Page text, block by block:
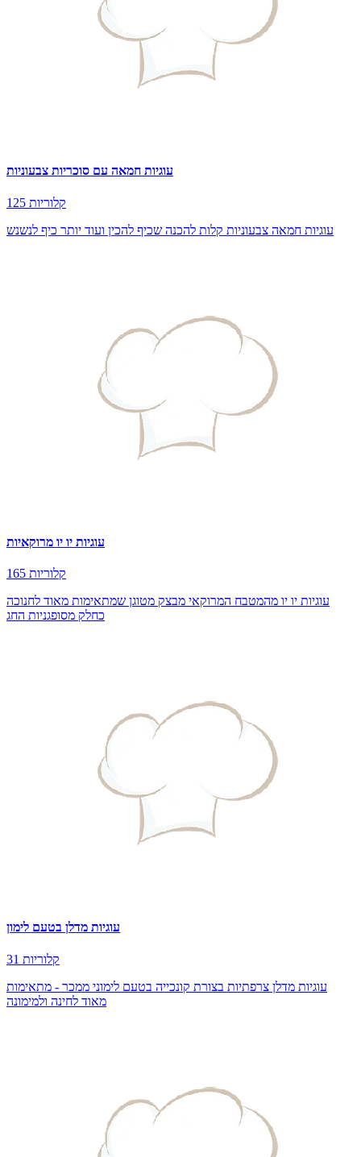
עוגיות חמאה עם סוכריות צבעוניות
125 קלוריות
עוגיות חמאה צבעוניות קלות להכנה שכיף להכין ועוד יותר כיף לנשנש
עוגיות יו יו מרוקאיות
165 קלוריות
עוגיות יו יו מהמטבח המרוקאי מבצק מטוגן שמתאימות מאוד לחנוכה
כחלק מסופגניות החג
עוגיות מדלן בטעם לימון
31 קלוריות
עוגיות מדלן צרפתיות בצורת קונכייה בטעם לימוני ממכר - מתאימות
מאוד לחינה ולמימונה